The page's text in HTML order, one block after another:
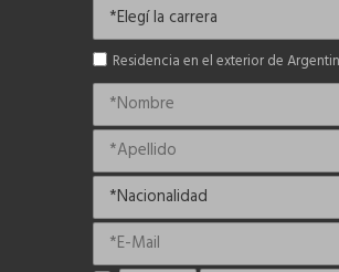
Residencia en el exterior de